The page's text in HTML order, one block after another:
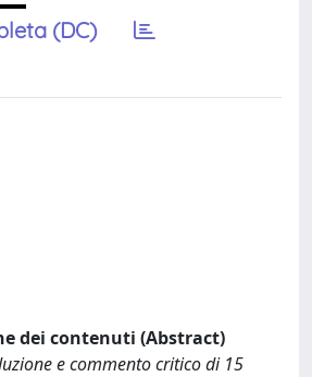
(DC)
dei contenuti (Abstract)
e commento critico di 15